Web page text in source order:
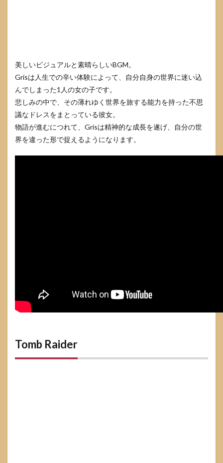
美しいビジュアルと素晴らしいBGM。
Grisは人生での辛い体験によって、自分自身の世界に迷い込
んでしまった1人の女の子です。
悲しみの中で、その薄れゆく世界を旅する能力を持った不思
議なドレスをまとっている彼女。
物語が進むにつれて、Grisは精神的な成長を遂げ、自分の世
界を違った形で捉えるようになります。
Tomb Raider